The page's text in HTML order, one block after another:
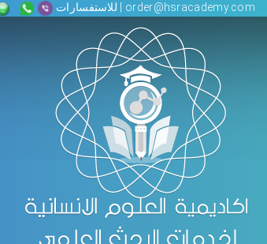
order@hsracademy.com | للاستفسارات